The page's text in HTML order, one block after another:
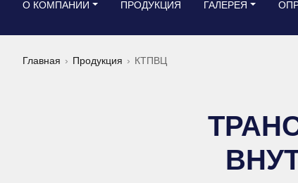
О КОМПАНИИ ПРОДУКЦИЯ ГАЛЕРЕЯ
Главная Продукция КТПВЦ